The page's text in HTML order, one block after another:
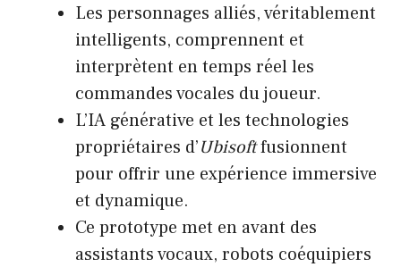
Les personnages alliés, véritablement
intelligents, comprennent et
interprètent en temps réel les
commandes vocales du joueur.
L’IA générative et les technologies
propriétaires d’Ubisoftfusionnent
pour offrir une expérience immersive
et dynamique.
Ce prototype met en avant des
assistants vocaux, robots coéquipiers